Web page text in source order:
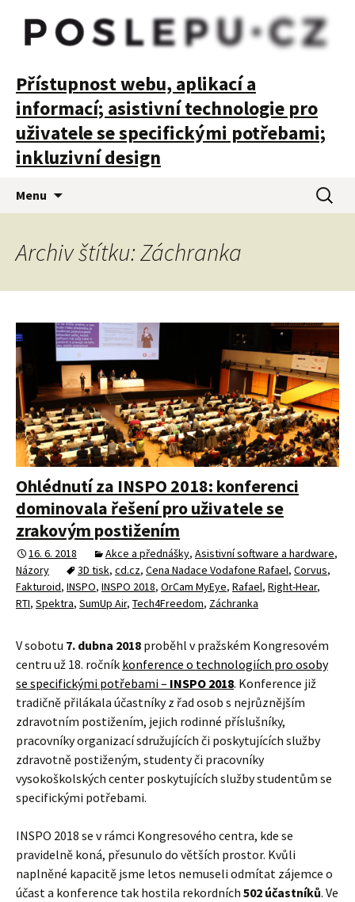
POSLEPU
Přístupnost webu, aplikací a
informací; asistivní technologie pro
uživatele se specifickými potřebami;
inkluzivní design
Menu
webu
Archiv štítku: Záchranka
Ohlédnutí za INSPO 2018: konferenci
dominovala řešení pro uživatele se
zrakovým postižením
16. 6. 2018 Akce a přednášky, Asistivní software a hardware,
Názory
3D tisk, cd.cz, Cena Nadace Vodafone Rafael, Corvus,
Fakturoid, INSPO, INSPO 2018, OrCam MyEye, Rafael, Right-Hear,
RTI, Spektra, SumUp Air, Tech4Freedom, Záchranka
V sobotu 7. dubna 2018 proběhl v pražském Kongresovém
centru už 18. ročník konference o technologiích pro osoby
se specifickými potřebami – INSPO 2018. Konference již
tradičně přilákala účastníky z řad osob s nejrůznějším
zdravotním postižením, jejich rodinné příslušníky,
pracovníky organizací sdružujících či poskytujících služby
zdravotně postiženým, studenty či pracovníky
vysokoškolských center poskytujících služby studentům se
specifickými potřebami.
INSPO 2018 se v rámci Kongresového centra, kde se
pravidelně koná, přesunulo do větších prostor. Kvůli
naplněné kapacitě jsme letos nemuseli odmítat zájemce o
účast a konference tak hostila rekordních 502 účastníků. Ve